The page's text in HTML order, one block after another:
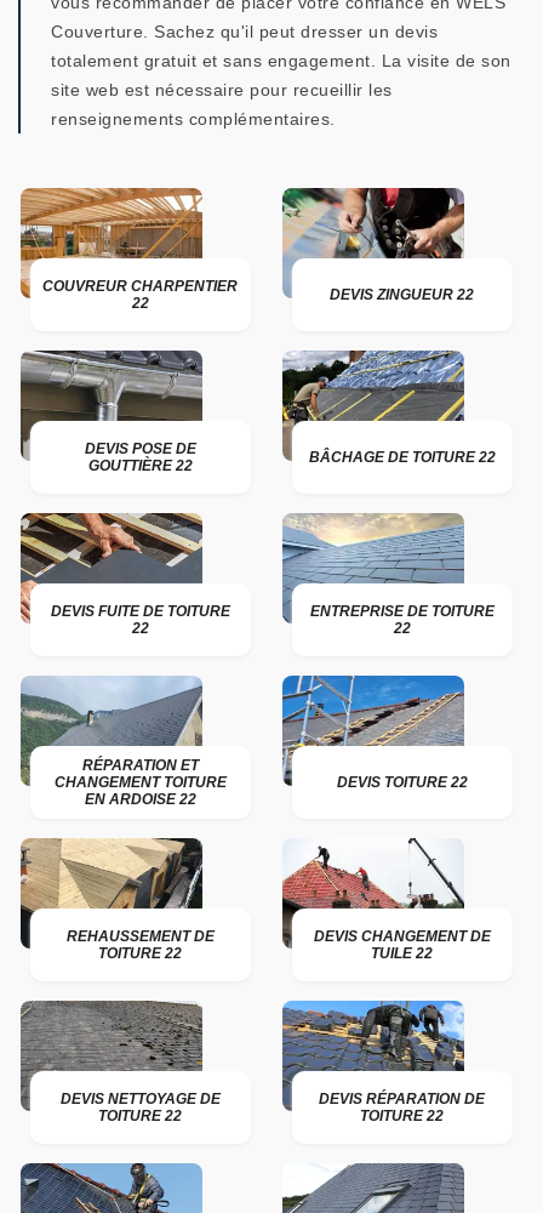
Couverture. Sachez qu'il peut dresser un devis
totalement gratuit et sans engagement. La visite de son
site web est nécessaire pour recueillir les
renseignements complémentaires.
COUVREUR CHARPENTIER
22
DEVIS ZINGUEUR 22
DEVIS POSE DE
GOUTTIÈRE 22
BÂCHAGE DE TOITURE 22
DEVIS FUITE DE TOITURE
22
ENTREPRISE DE TOITURE
22
RÉPARATION ET
CHANGEMENT TOITURE
EN ARDOISE 22
DEVIS TOITURE 22
REHAUSSEMENT DE
TOITURE 22
DEVIS CHANGEMENT DE
TUILE 22
DEVIS NETTOYAGE DE
TOITURE 22
DEVIS RÉPARATION DE
TOITURE 22